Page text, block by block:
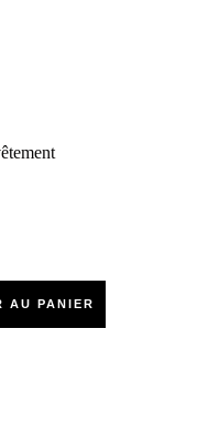
AU PANIER